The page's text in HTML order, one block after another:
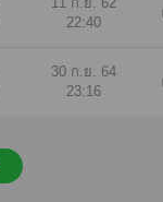
22:40
30 ก.ย. 64
23:16